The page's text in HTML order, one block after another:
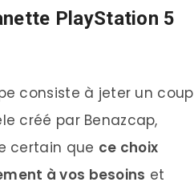
PlayStation 5
consiste à jeter un coup
créé par Benazcap,
certain que ce choix
à vos besoins et